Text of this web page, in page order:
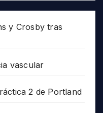
y Crosby tras
vascular
2 de Portland